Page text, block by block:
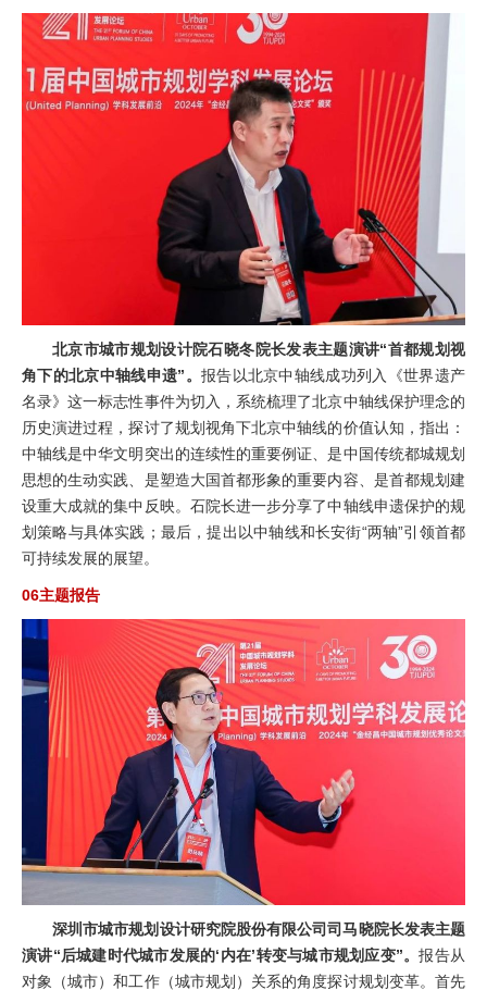
北京市城市规划设计院石晓冬院长发表主题演讲“首都规划视
角下的北京中轴线申遗”。 报告以北京中轴线成功列入《世界遗产
名录》这一标志性事件为切入，系统梳理了北京中轴线保护理念的
历史演进过程，探讨了规划视角下北京中轴线的价值认知，指出：
中轴线是中华文明突出的连续性的重要例证、是中国传统都城规划
思想的生动实践、是塑造大国首都形象的重要内容、是首都规划建
设重大成就的集中反映。石院长进一步分享了中轴线申遗保护的规
划策略与具体实践；最后，提出以中轴线和长安街“两轴”引领首都
可持续发展的展望。
06主题报告
深圳市城市规划设计研究院股份有限公司司马晓院长发表主题
演讲“后城建时代城市发展的‘内在’转变与城市规划应变”。报告从
对象（城市）和工作（城市规划）关系的角度探讨规划变革。首先